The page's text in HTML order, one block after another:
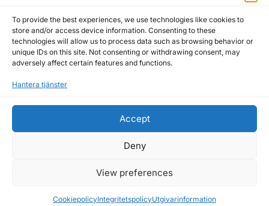
To provide the best experiences, we use technologies like cookies to
store and/or access device information. Consenting to these
technologies will allow us to process data such as browsing behavior or
unique IDs on this site. Not consenting or withdrawing consent, may
adversely affect certain features and functions.
Hantera tjänster
Accept
Deny
View preferences
CookiepolicyIntegritetspolicyUtgivarinformation
Cookiepolicy
Disclaimer
Redaktionell policy
Utgivarinformation
Allmänna frågor: info@affarsstaden.se | Tipsa
annons@affarsstaden.se
© 2026 Affärsstaden.se | 2025 Alla rättigheter